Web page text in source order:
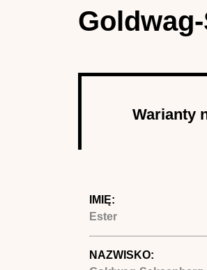
AutorWarianty
IMIĘ:
Ester
NAZWISKO: